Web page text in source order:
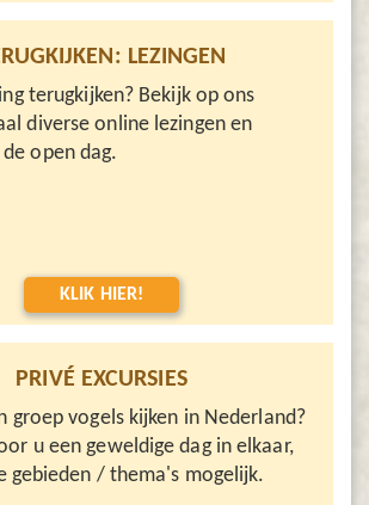
LEZINGEN
terugkijken? Bekijk op ons
diverse online lezingen en
open dag.
KLIK HIER!
PRIVÉ EXCURSIES
groep vogels kijken in Nederland?
u een geweldige dag in elkaar,
gebieden / thema's mogelijk.